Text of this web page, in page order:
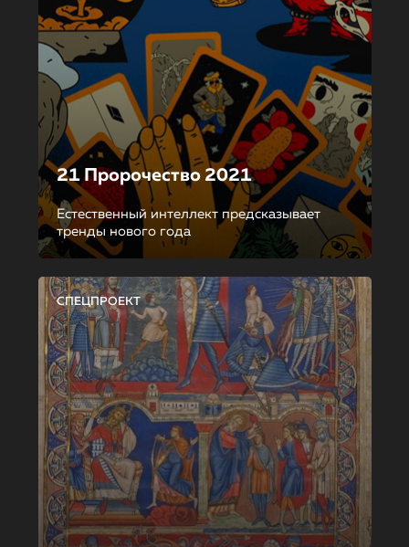
21 Пророчество 2021
Естественный интеллект предсказывает
тренды нового года
СПЕЦПРОЕКТ